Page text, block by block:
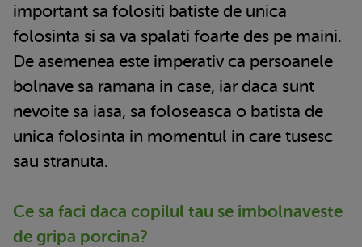
important sa folositi batiste de unica
folosinta si sa va spalati foarte des pe maini.
De asemenea este imperativ ca persoanele
bolnave sa ramana in case, iar daca sunt
nevoite sa iasa, sa foloseasca o batista de
unica folosinta in momentul in care tusesc
sau stranuta.
Ce sa faci daca copilul tau se imbolnaveste
de gripa porcina?